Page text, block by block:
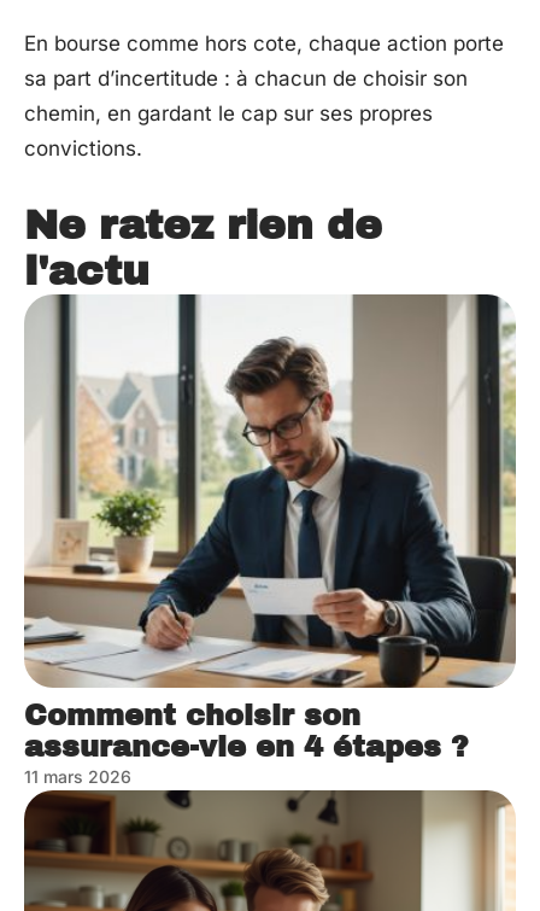
En bourse comme hors cote, chaque action porte
sa part d’incertitude : à chacun de choisir son
chemin, en gardant le cap sur ses propres
convictions.
Ne ratez rien de
l'actu
Comment choisir son
assurance-vie en 4 étapes ?
11 mars 2026